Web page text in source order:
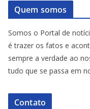
Quem somos
Somos o Portal de
é trazer os fatos e
sempre a verdade ao
tudo que se passa em
Contato